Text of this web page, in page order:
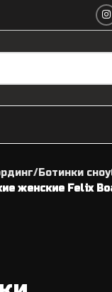
Ниппеля
Ботинки
женские Felix